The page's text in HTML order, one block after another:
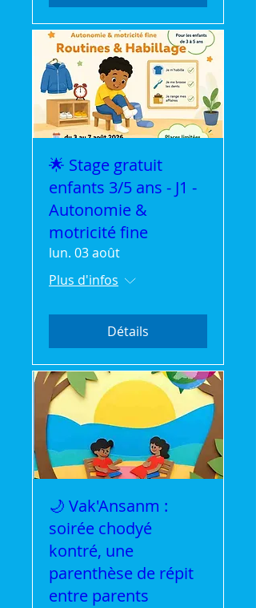
🌟 Stage gratuit
enfants 3/5 ans - J1 -
Autonomie &
motricité fine
lun. 03 août
Plus d'infos
Détails
🌙 Vak'Ansanm :
soirée chodyé
kontré, une
parenthèse de répit
entre parents